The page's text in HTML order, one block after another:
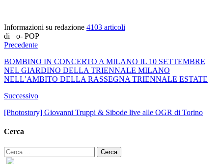
Informazioni su redazione 4103 articoli
di +o- POP
Precedente
BOMBINO IN CONCERTO A MILANO IL 10 SETTEMBRE
NEL GIARDINO DELLA TRIENNALE MILANO
NELL’AMBITO DELLA RASSEGNA TRIENNALE ESTATE
Successivo
[Photostory] Giovanni Truppi & Sibode live alle OGR di Torino
Cerca
Ricerca
per: